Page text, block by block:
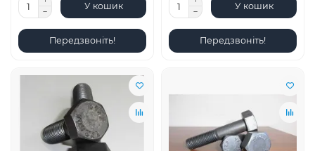
У кошик
Передзвоніть!
У кошик
Передзвоніть!